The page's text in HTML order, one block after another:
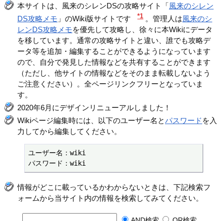
本サイトは、風来のシレンDSの攻略サイト「風来のシレン
DS攻略メモ 」のWiki版サイトです *1 。管理人は風来のシ
レンDS攻略メモを優先して攻略し、徐々に本Wikiにデータ
を移しています。通常の攻略サイトと違い、誰でも攻略デ
ータ等を追加・編集することができるようになっています
ので、自分で発見した情報などを共有することができます
（ただし、他サイトの情報などをそのまま転載しないよう
ご注意ください）。全ページリンクフリーとなっていま
す。
2020年6月にデザインリニューアルしました！
Wikiページ編集時には、以下のユーザー名とパスワード を入
力してから編集してください。
ユーザー名：wiki
パスワード：wiki
情報がどこに載っているかわからないときは、下記検索フ
ォームから当サイト内の情報を検索してみてください。